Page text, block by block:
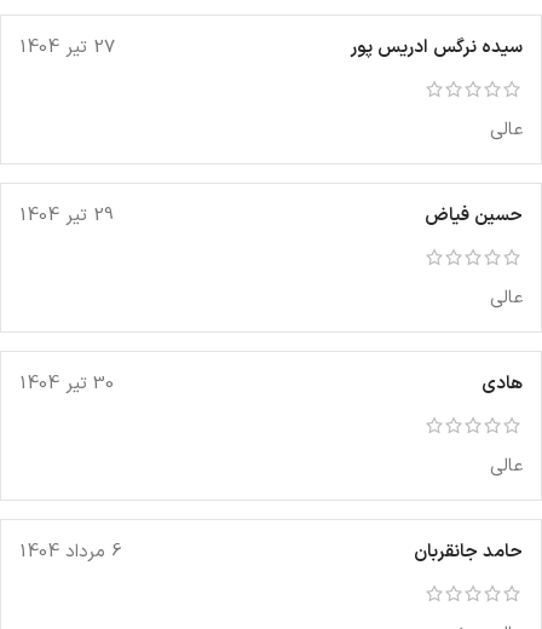
سیده نرگس ادریس پور 27 تیر 1404
عالی
حسین فیاض 29 تیر 1404
عالی
هادی 30 تیر 1404
عالی
حامد جانقربان 6 مرداد 1404